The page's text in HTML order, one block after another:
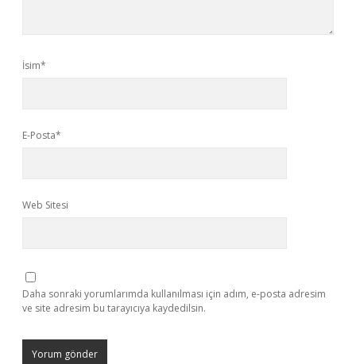
İsim*
E-Posta*
Web Sitesi
Daha sonraki yorumlarımda kullanılması için adım, e-posta adresim
ve site adresim bu tarayıcıya kaydedilsin.